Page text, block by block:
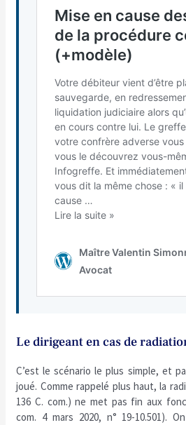
Le dirigeant en cas de
C’est le scénario le plus simple, et
joué. Comme rappelé plus haut, la
136 C. com.) ne met pas fin aux
com. 4 mars 2020, n° 19-10.501).